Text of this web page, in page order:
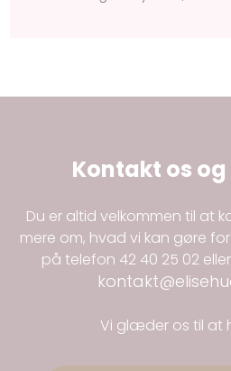
Kontakt os
Du er altid velkommen til at
mere om, hvad vi kan gøre
på telefon 42 40 25 02
Vi glæder os til at